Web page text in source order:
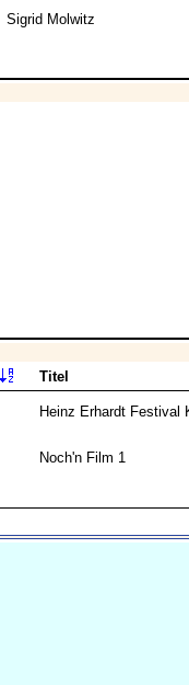
Sigrid Molwitz
Titel
Heinz Erhardt Festival
Noch'n Film 1